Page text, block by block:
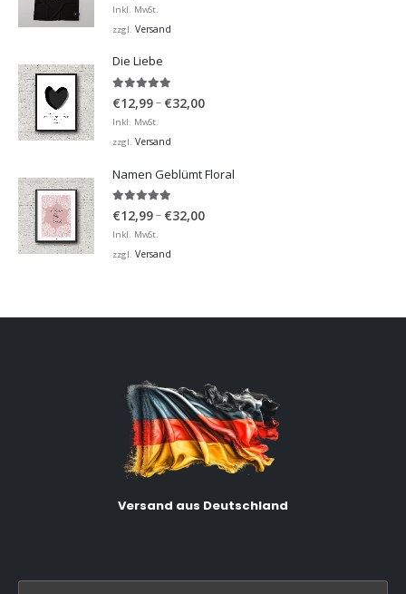
Inkl. MwSt.
zzgl. Versand
Die Liebe
5.00von 5
€12,99– €32,00Preisspanne:
Inkl. MwSt.
zzgl. Versand
Namen Geblümt Floral
5.00von 5
€12,99– €32,00Preisspanne:
Inkl. MwSt.
zzgl. Versand
Versand aus Deutschland